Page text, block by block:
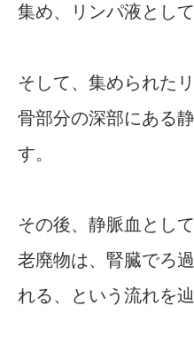
集め、リンパ液とし
そして、集められた
骨部分の深部にある
す。
その後、静脈血とし
老廃物は、腎臓でろ
れる、という流れを辿